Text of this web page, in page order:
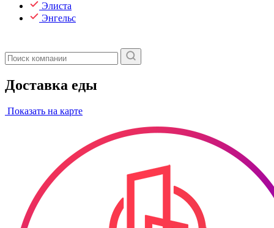
Элиста
Энгельс
Доставка еды
Показать на карте